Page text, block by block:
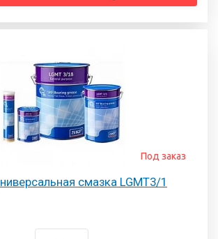
смазка LGMT3/1
Под заказ